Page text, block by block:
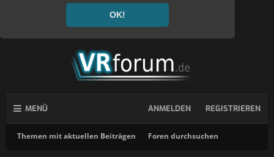
OK!
MENÜ
Themen mit aktuellen Beiträgen Foren durchsuchen
ANMELDEN REGISTRIEREN